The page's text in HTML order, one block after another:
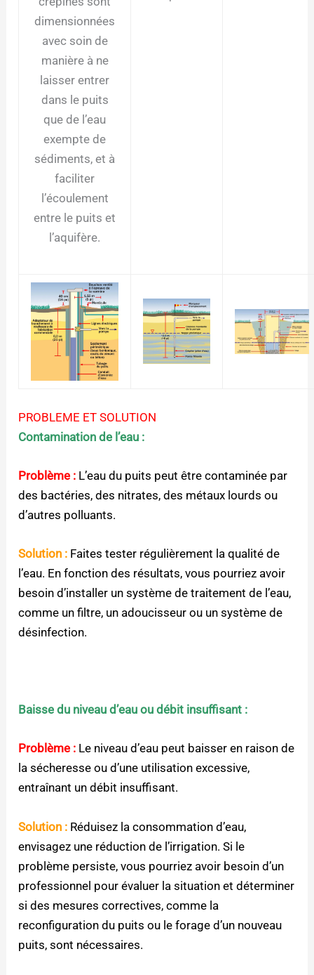
dimensionnées
avec soin de
manière à ne
laisser entrer
dans le puits
que de l’eau
exempte de
sédiments, et à
faciliter
l’écoulement
entre le puits et
l’aquifère.
PROBLEME ET SOLUTION
Contamination de l’eau :
Problème : L’eau du puits peut être contaminée par
des bactéries, des nitrates, des métaux lourds ou
d’autres polluants.
Solution : Faites tester régulièrement la qualité de
l’eau. En fonction des résultats, vous pourriez avoir
besoin d’installer un système de traitement de l’eau,
comme un filtre, un adoucisseur ou un système de
désinfection.
Baisse du niveau d’eau ou débit insuffisant :
Problème : Le niveau d’eau peut baisser en raison de
la sécheresse ou d’une utilisation excessive,
entraînant un débit insuffisant.
Solution : Réduisez la consommation d’eau,
envisagez une réduction de l’irrigation. Si le
problème persiste, vous pourriez avoir besoin d’un
professionnel pour évaluer la situation et déterminer
si des mesures correctives, comme la
reconfiguration du puits ou le forage d’un nouveau
puits, sont nécessaires.